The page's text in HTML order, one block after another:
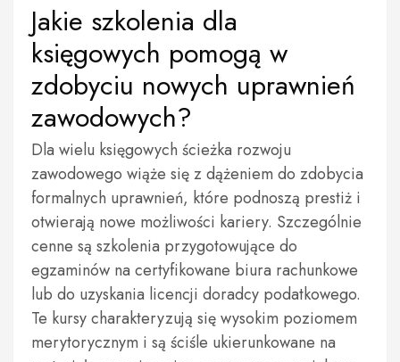
Jakie szkolenia dla
księgowych pomogą w
zdobyciu nowych uprawnień
zawodowych?
Dla wielu księgowych ścieżka rozwoju
zawodowego wiąże się z dążeniem do zdobycia
formalnych uprawnień, które podnoszą prestiż i
otwierają nowe możliwości kariery. Szczególnie
cenne są szkolenia przygotowujące do
egzaminów na certyfikowane biura rachunkowe
lub do uzyskania licencji doradcy podatkowego.
Te kursy charakteryzują się wysokim poziomem
merytorycznym i są ściśle ukierunkowane na